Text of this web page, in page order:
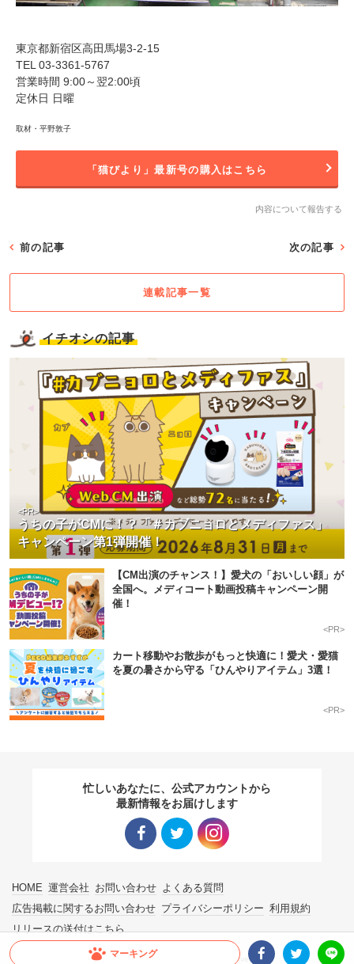
東京都新宿区高田馬場3-2-15
TEL 03-3361-5767
営業時間 9:00～翌2:00頃
定休日 日曜
取材・平野敦子
「猫びより」最新号の購入はこちら
内容について報告する
前の記事 次の記事
連載記事一覧
マーキング
イチオシの記事
うちの子がCMに！？「＃カブニョロとメディファス」
キャンペーン第1弾開催！
<PR>
【CM出演のチャンス！】愛犬の「おいしい顔」が
全国へ。メディコート動画投稿キャンペーン開
催！
<PR>
カート移動やお散歩がもっと快適に！愛犬・愛猫
を夏の暑さから守る「ひんやりアイテム」3選！
<PR>
忙しいあなたに、公式アカウントから
最新情報をお届けします
ク ク
HOME 運営会社 お問い合わせ よくある質問
広告掲載に関するお問い合わせ プライバシーポリシー 利用規約
リリースの送付はこちら
© 2015 ~ 2026 PECO. All Rights Reserved.